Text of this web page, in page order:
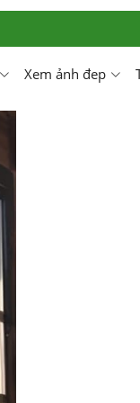
Xem ảnh đep